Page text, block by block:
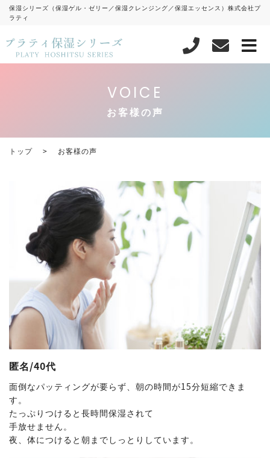
保湿シリーズ（保湿ゲル・ゼリー／保湿クレンジング／保湿エッセンス）株式会社プ
ラティ
VOICE
お客様の声
トップ お客様の声
匿名/40代
面倒なパッティングが要らず、朝の時間が15分短縮できま
す。
たっぷりつけると長時間保湿されて
手放せません。
夜、体につけると朝までしっとりしています。